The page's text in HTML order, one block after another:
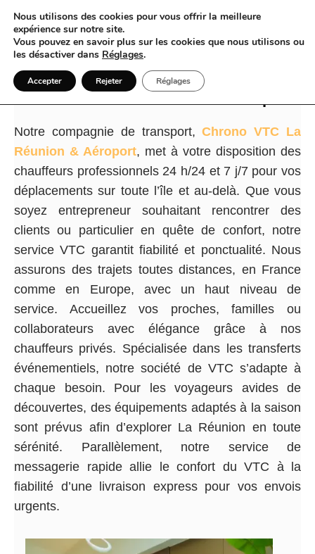
VTC à La Réunion l’élégance du voyage
Notre compagnie de transport,Chrono VTC La
Réunion & Aéroport, met à votre disposition des
chauffeurs professionnels 24 h/24 et 7 j/7 pour vos
déplacements sur toute l’île et au-delà. Que vous
soyez entrepreneur souhaitant rencontrer des
clients ou particulier en quête de confort, notre
service VTC garantit fiabilité et ponctualité. Nous
assurons des trajets toutes distances, en France
comme en Europe, avec un haut niveau de
service. Accueillez vos proches, familles ou
collaborateurs avec élégance grâce à nos
chauffeurs privés. Spécialisée dans les transferts
événementiels, notre société de VTC s’adapte à
chaque besoin. Pour les voyageurs avides de
découvertes, des équipements adaptés à la saison
sont prévus afin d’explorer La Réunion en toute
sérénité. Parallèlement, notre service de
messagerie rapide allie le confort du VTC à la
fiabilité d’une livraison express pour vos envois
urgents.
Nous utilisons des cookies pour vous offrir la meilleure
expérience sur notre site.
Vous pouvez en savoir plus sur les cookies que nous utilisons ou
les désactiver dans Réglages.
Accepter Rejeter Réglages